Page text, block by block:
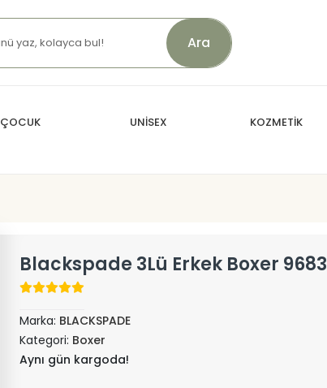
Ara
ÇOCUK UNİSEX KOZMETİK
Blackspade 3Lü Erkek Boxer 9683
Marka: BLACKSPADE
Kategori: Boxer
Aynı gün kargoda!